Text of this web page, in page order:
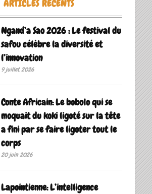
ARTICLES RÉCENTS
Ngand’a Sao 2026 : Le festival du
safou célèbre la diversité et
l’innovation
9 juillet 2026
Conte Africain: Le bobolo qui se
moquait du koki ligoté sur la tête
a fini par se faire ligoter tout le
corps
20 juin 2026
Lapointienne: L’intelligence